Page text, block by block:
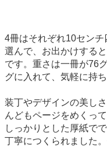
4冊はそれぞれ10セン
選んで、お出かけする
です。重さは一冊が76
グに入れて、気軽に持
装丁やデザインの美し
んどもページをめくっ
しっかりとした厚紙で
丁寧につくられました